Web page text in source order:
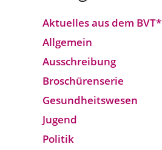
Aktuelles aus dem BVT*
Allgemein
Ausschreibung
Broschürenserie
Gesund­heits­wesen
Jugend
Politik